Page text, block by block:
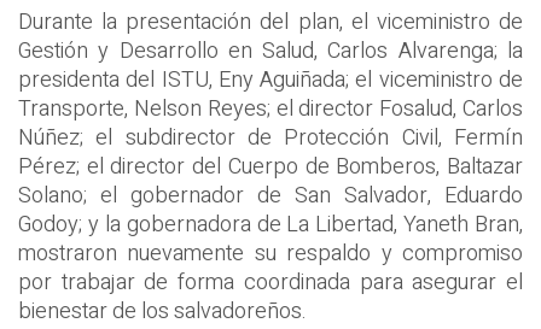
Durante la presentación del plan, el viceministro de
Gestión y Desarrollo en Salud, Carlos Alvarenga; la
presidenta del ISTU, Eny Aguiñada; el viceministro de
Transporte, Nelson Reyes; el director Fosalud, Carlos
Núñez; el subdirector de Protección Civil, Fermín
Pérez; el director del Cuerpo de Bomberos, Baltazar
Solano; el gobernador de San Salvador, Eduardo
Godoy; y la gobernadora de La Libertad, Yaneth Bran,
mostraron nuevamente su respaldo y compromiso
por trabajar de forma coordinada para asegurar el
bienestar de los salvadoreños.